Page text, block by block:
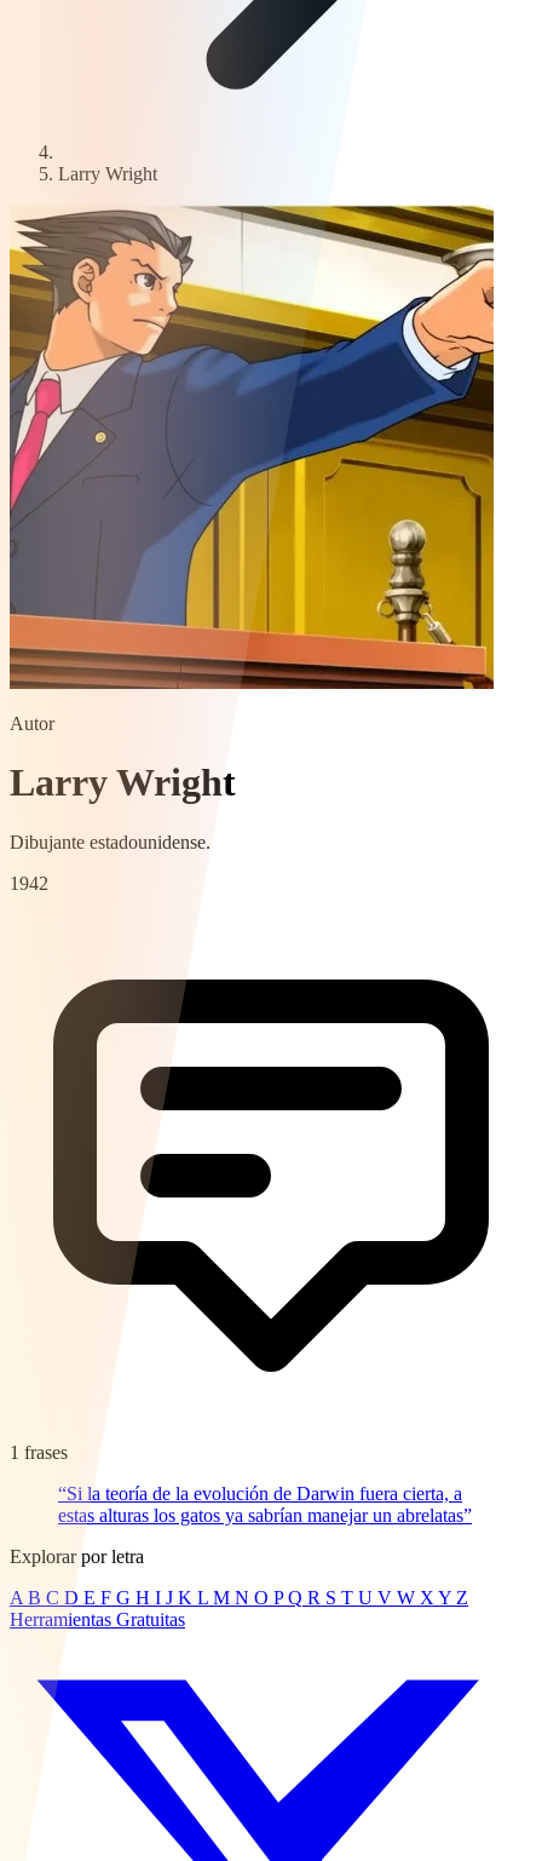
Larry Wright
Autor
Larry Wright
Dibujante estadounidense.
1942
1 frases
“Si la teoría de la evolución de Darwin fuera cierta, a
estas alturas los gatos ya sabrían manejar un abrelatas”
Explorar por letra
A B C D E F G H I J K L M N O P Q R S T U V W X Y Z
Herramientas Gratuitas